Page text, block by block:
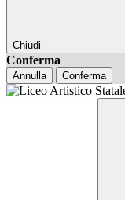
Chiudi
Conferma
Annulla Conferma